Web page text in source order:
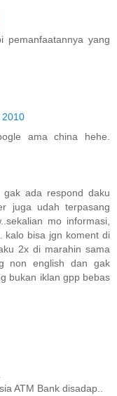
pemanfaatannya yang
2010
ama china hehe.
ada respond daku
juga udah terpasang
mo informasi,
kalo bisa jgn koment di
2x di marahin sama
non english dan gak
bukan iklan gpp bebas
ATM Bank disadap..